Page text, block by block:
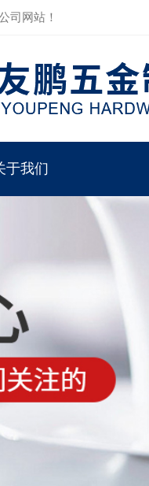
司网站！
于我们